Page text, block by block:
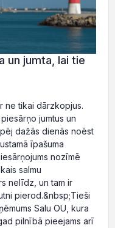
un jumta, lai tie
ne tikai dārzkopjus.
jumtus un
dažās dienās noēst
īpašuma
nozīmē
salmu
nelīdz, un tam ir
pierod.&nbsp;Tieši
Salu OU, kura
pilnībā pieejams arī